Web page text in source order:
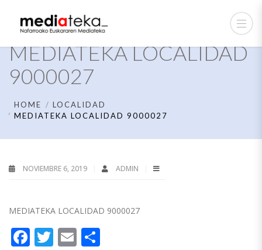
MEDIATEKA LOCALIDAD
9000027
HOME
LOCALIDAD
MEDIATEKA LOCALIDAD 9000027
NOVIEMBRE 6, 2019 ADMIN
MEDIATEKA LOCALIDAD 9000027
Facebook
Twitter
Email